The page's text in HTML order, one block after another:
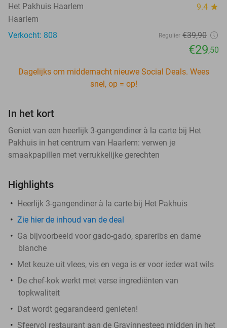
Het Pakhuis Haarlem 9.4 star
Haarlem
Verkocht: 808
Regulier €39,90
€29,50
Dagelijks om middernacht nieuwe Social Deals. Wees
snel, op = op!
In het kort
Geniet van een heerlijk 3-gangendiner à la carte bij Het
Pakhuis in het centrum van Haarlem: verwen je
smaakpapillen met verrukkelijke gerechten
Highlights
Heerlijk 3-gangendiner à la carte bij Het Pakhuis
Zie hier de inhoud van de deal
Ga bijvoorbeeld voor gado-gado, spareribs en dame
blanche
Met keuze uit vlees, vis en vega is er voor ieder wat wils
De chef-kok werkt met verse ingrediënten van
topkwaliteit
Dat wordt gegarandeerd genieten!
Sfeervol restaurant aan de Gravinnesteeg midden in het